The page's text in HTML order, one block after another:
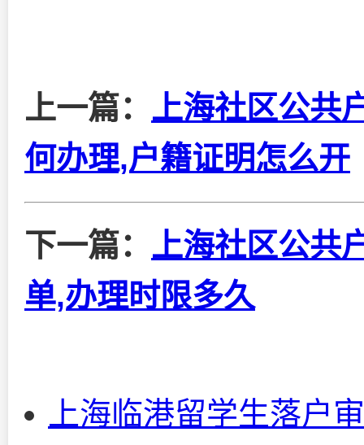
上一篇： 上海社区公共
何办理,户籍证明怎么开
下一篇： 上海社区公共
单,办理时限多久
上海临港留学生落户